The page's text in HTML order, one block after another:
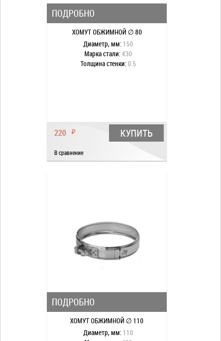
ПОДРОБНО
ХОМУТ ОБЖИМНОЙ ∅ 80
Диаметр, мм: 150
Марка стали:430
Толщина стенки:0.5
220 ₽ КУПИТЬ
В сравнение
ПОДРОБНО
ХОМУТ ОБЖИМНОЙ ∅ 110
Диаметр, мм: 110